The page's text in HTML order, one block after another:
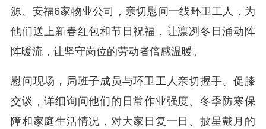
源、安福6家物业公司，亲切慰问一线环卫工人，为
他们送上新春红包和节日祝福，让凛冽冬日涌动阵
阵暖流，让坚守岗位的劳动者倍感温暖。
慰问现场，局班子成员与环卫工人亲切握手、促膝
交谈，详细询问他们的日常作业强度、冬季防寒保
障和家庭生活情况，对大家日复一日、披星戴月的